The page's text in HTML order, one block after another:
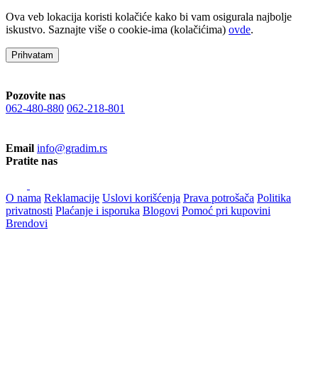
Ova veb lokacija koristi kolačiće kako bi vam osigurala najbolje
iskustvo. Saznajte više o cookie-ima (kolačićima) ovde.
Prihvatam
Pozovite nas
062-480-880 062-218-801
Email info@gradim.rs
Pratite nas
O nama Reklamacije Uslovi korišćenja Prava potrošača Politika
privatnosti Plaćanje i isporuka Blogovi Pomoć pri kupovini
Brendovi